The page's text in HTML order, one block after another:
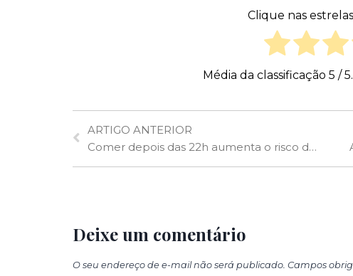
Clique nas
Média da classificação5 /
ARTIGO ANTERIOR
Comer depois das 22h aumenta o risco de obesidade
Deixe um comentário
O seu endereço de e-mail não será publicado. Campos